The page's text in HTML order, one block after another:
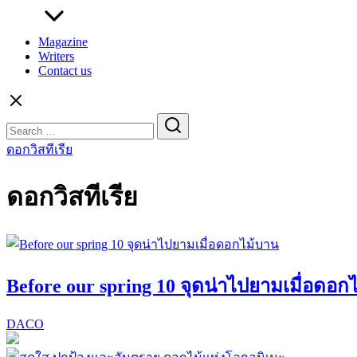
Magazine
Writers
Contact us
for:
ดอกวิสทีเรีย
ดอกวิสทีเรีย
Before our spring 10 จุดน่าไปยามเมื่อดอก
DACO